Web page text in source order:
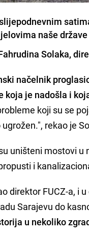
naše
Solaka,
načelnik
koja je nadošla i
koji su se
rekao je
uništeni mostovi u
i
direktor FUCZ-a, i
Sarajevu do
u nekoliko